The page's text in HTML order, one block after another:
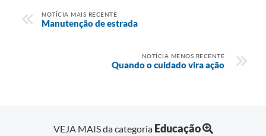
NOTÍCIA MAIS RECENTE
Manutenção de estrada
NOTÍCIA MENOS RECENTE
Quando o cuidado vira ação
VEJA MAIS da categoria Educação